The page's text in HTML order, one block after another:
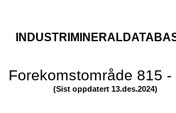
Forekomstområde 815 -
(Sist oppdatert 13.des.2024)